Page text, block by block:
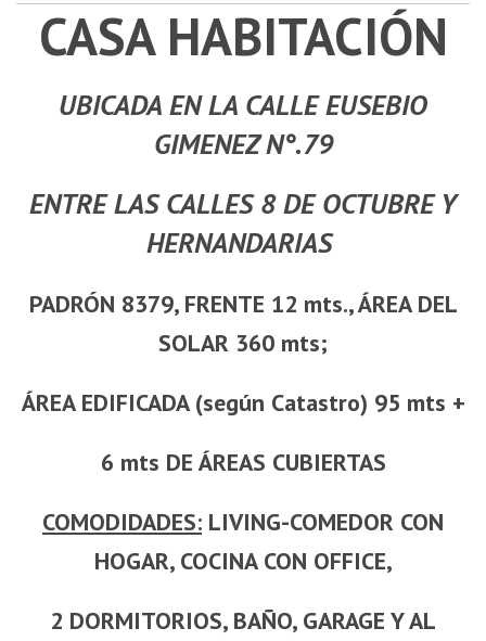
CASA HABITACIÓN
UBICADA EN LA CALLE EUSEBIO
GIMENEZ N°.79
ENTRE LAS CALLES 8 DE OCTUBRE Y
HERNANDARIAS
PADRÓN 8379, FRENTE 12 mts., ÁREA DEL
SOLAR 360 mts;
ÁREA EDIFICADA (según Catastro) 95 mts +
6 mts DE ÁREAS CUBIERTAS
COMODIDADES: LIVING-COMEDOR CON
HOGAR, COCINA CON OFFICE,
2 DORMITORIOS, BAÑO, GARAGE Y AL